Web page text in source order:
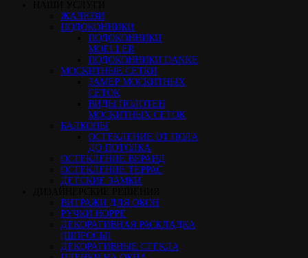
ЖАЛЮЗИ
ПОДОКОННИКИ
ПОДОКОННИКИ
MOELLER
ПОДОКОННИКИ DANKE
МОСКИТНЫЕ СЕТКИ
ЗАМЕР МОСКИТНЫХ
СЕТОК
ВИДЫ ПОЛОТЕН
МОСКИТНЫХ СЕТОК
БАЛКОНЫ
ОСТЕКЛЕНИЕ ОТ ПОЛА
ДО ПОТОЛКА
ОСТЕКЛЕНИЕ ВЕРАНД
ОСТЕКЛЕНИЕ ТЕРРАС
ДЕТСКИЕ ЗАМКИ
ВИТРАЖИ ДЛЯ ОКОН
РУЧКИ HOPPE
ДЕКОРАТИВНАЯ РАСКЛАДКА
(ШПРОСЫ)
ДЕКОРАТИВНЫЕ СТЕКЛА